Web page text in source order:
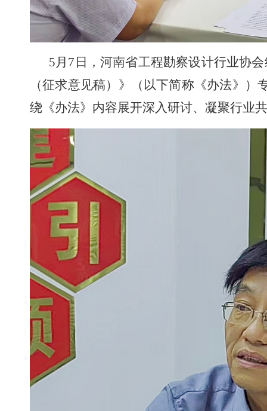
5月7日 ，河南省工程勘察设计行业协
（征求意见稿）》（以下简称《办法》）
绕《办法》内容展开深入研讨、凝聚行业